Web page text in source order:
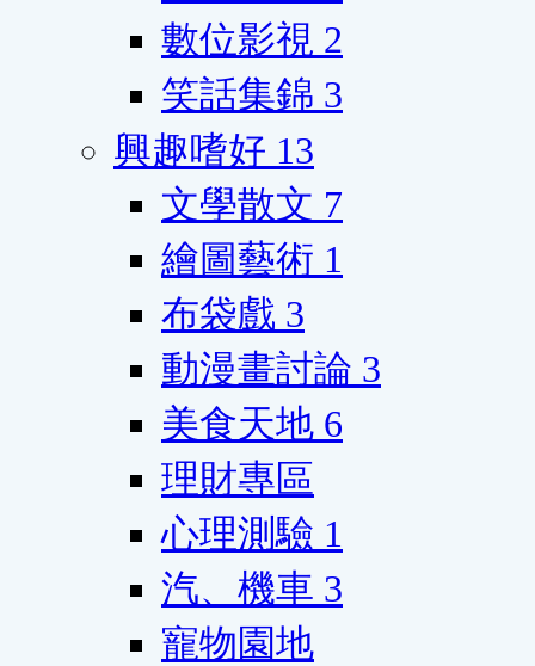
數位影視 2
笑話集錦 3
興趣嗜好 13
文學散文 7
繪圖藝術 1
布袋戲 3
動漫畫討論 3
美食天地 6
理財專區
心理測驗 1
汽、機車 3
寵物園地